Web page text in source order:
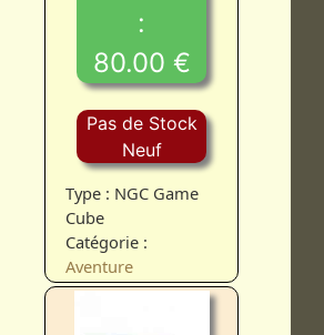
:
80.00 €
Pas de Stock
Neuf
Type : NGC Game
Cube
Catégorie :
Aventure